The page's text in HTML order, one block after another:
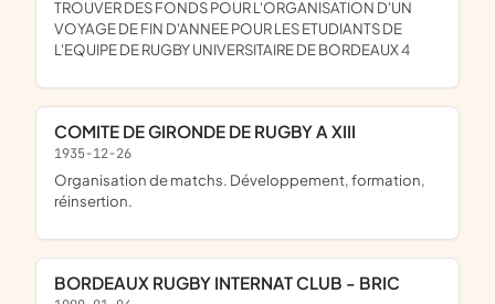
TROUVER DES FONDS POUR L'ORGANISATION D'UN
VOYAGE DE FIN D'ANNEE POUR LES ETUDIANTS DE
L'EQUIPE DE RUGBY UNIVERSITAIRE DE BORDEAUX 4
COMITE DE GIRONDE DE RUGBY A XIII
1935-12-26
Organisation de matchs. Développement, formation,
réinsertion.
BORDEAUX RUGBY INTERNAT CLUB - BRIC